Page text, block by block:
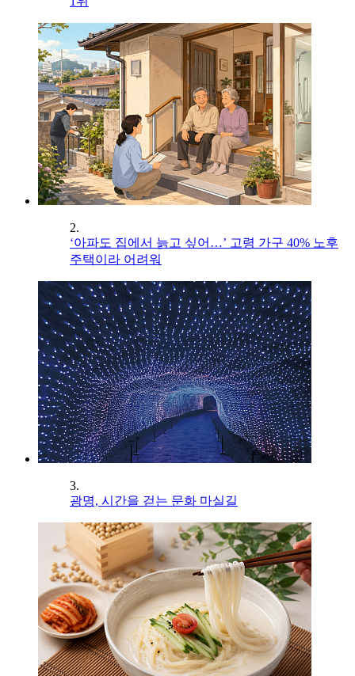
2.
‘아파도 집에서 늙고 싶어…’ 고령 가구 40% 노후
주택이라 어려워
3.
광명, 시간을 걷는 문화 마실길